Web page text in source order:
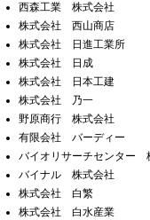
西森工業 株式会社
株式会社 西山商店
株式会社 日進工業所
株式会社 日成
株式会社 日本工建
株式会社 乃一
野原商行 株式会社
有限会社 バーディー
バイオリサーチセンター
バイナル 株式会社
株式会社 白繁
株式会社 白水産業